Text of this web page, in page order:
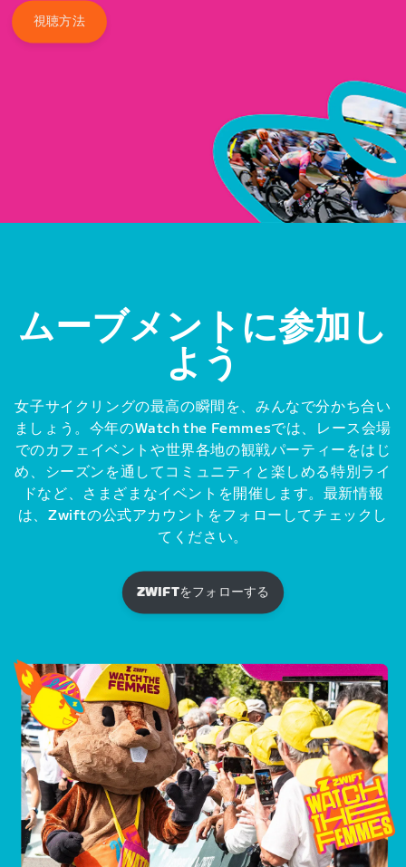
視聴方法
ムーブメントに参加し
よう
女子サイクリングの最高の瞬間を、みんなで分かち合い
ましょう。今年のWatch the Femmesでは、レース会場
でのカフェイベントや世界各地の観戦パーティーをはじ
め、シーズンを通してコミュニティと楽しめる特別ライ
ドなど、さまざまなイベントを開催します。最新情報
は、Zwiftの公式アカウントをフォローしてチェックし
てください。
ZWIFTをフォローする